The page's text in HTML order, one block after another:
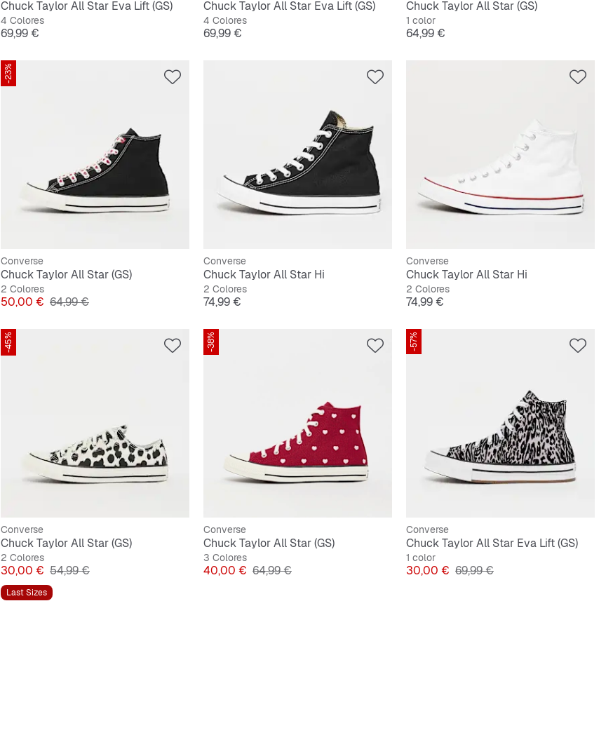
Chuck Taylor All Star Eva Lift (GS)
4 Colores
Precio
69,99 €
Chuck Taylor All Star Eva Lift (GS)
4 Colores
Precio
69,99 €
Chuck Taylor All Star (GS)
1 color
Precio
64,99 €
-23%
Converse
Chuck Taylor All Star (GS)
2 Colores
Precio
50,00 € Precio original
64,99 €
Converse
Chuck Taylor All Star Hi
2 Colores
Precio
74,99 €
Converse
Chuck Taylor All Star Hi
2 Colores
Precio
74,99 €
-45%
Converse
Chuck Taylor All Star (GS)
2 Colores
Precio
30,00 € Precio original
54,99 €
Last Sizes
-38%
Converse
Chuck Taylor All Star (GS)
3 Colores
Precio
40,00 € Precio original
64,99 €
-57%
Converse
Chuck Taylor All Star Eva Lift (GS)
1 color
Precio
30,00 € Precio original
69,99 €